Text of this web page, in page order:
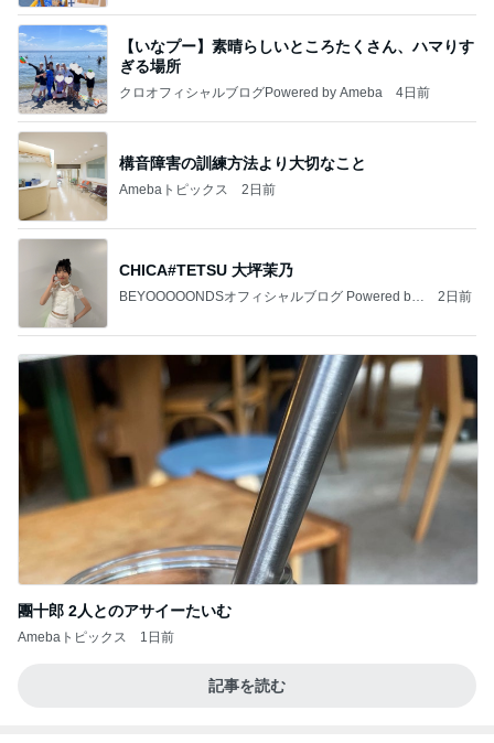
【いなプー】素晴らしいところたくさん、ハマりす
ぎる場所
クロオフィシャルブログPowered by Ameba 4日前
構音障害の訓練方法より大切なこと
Amebaトピックス 2日前
CHICA#TETSU 大坪茉乃
BEYOOOOONDSオフィシャルブログ Powered by
2日前
團十郎 2人とのアサイーたいむ
Amebaトピックス 1日前
記事を読む